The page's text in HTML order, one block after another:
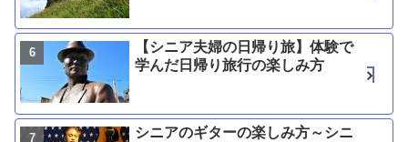
【シニア夫婦の日帰り旅】体験で
学んだ日帰り旅行の楽しみ方
シニアのギターの楽しみ方～シニ